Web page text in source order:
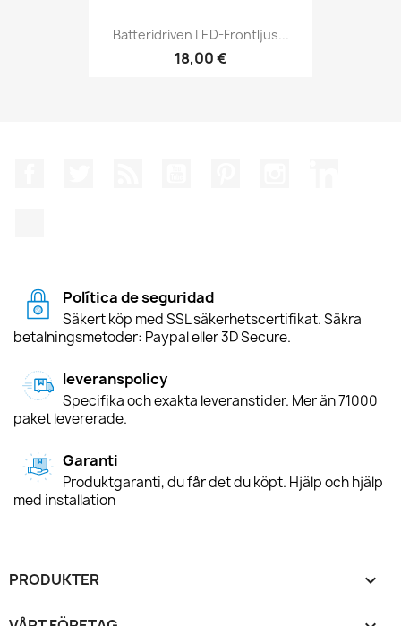
Batteridriven LED-Frontljus...
18,00 €
Política de seguridad
Säkert köp med SSL säkerhetscertifikat. Säkra
betalningsmetoder: Paypal eller 3D Secure.
leveranspolicy
Specifika och exakta leveranstider. Mer än 71000
paket levererade.
Garanti
Produktgaranti, du får det du köpt. Hjälp och hjälp
med installation
PRODUKTER 